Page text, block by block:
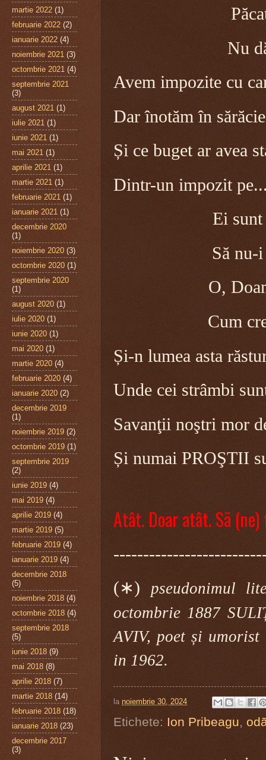
Nu dă şi
Avem impozite cu
Dar înotăm în sărăcie
Și ce buget ar avea
Dintr-un impozit
Ei
Să nu-i
O,
Cum
Și-n lumea asta
Unde cei strâmbi
Savanţii noştri mor
Și numai PROŞTII
Atât. Doar atât.Sã
(∗) pseudonimul
octombrie 1887
AVIV, poet și
in 1962.
la noiembrie 30, 2024
Etichete: Ion Pribeagu,
martie 2022 (1)
februarie 2022 (2)
ianuarie 2022 (4)
noiembrie 2021 (3)
octombrie 2021 (4)
septembrie 2021
(3)
august 2021 (1)
iulie 2021 (1)
iunie 2021 (1)
mai 2021 (1)
aprilie 2021 (1)
martie 2021 (1)
februarie 2021 (1)
ianuarie 2021 (1)
decembrie 2020
(1)
noiembrie 2020 (3)
octombrie 2020 (1)
septembrie 2020
(1)
august 2020 (1)
iulie 2020 (1)
iunie 2020 (1)
mai 2020 (1)
martie 2020 (4)
februarie 2020 (4)
ianuarie 2020 (2)
decembrie 2019
(1)
noiembrie 2019 (2)
octombrie 2019 (1)
septembrie 2019
(2)
iunie 2019 (4)
mai 2019 (4)
aprilie 2019 (4)
martie 2019 (5)
februarie 2019 (4)
ianuarie 2019 (4)
decembrie 2018
(5)
noiembrie 2018 (4)
octombrie 2018 (4)
septembrie 2018
(5)
iunie 2018 (9)
mai 2018 (8)
aprilie 2018 (7)
martie 2018 (14)
februarie 2018 (18)
ianuarie 2018 (23)
decembrie 2017
(3)